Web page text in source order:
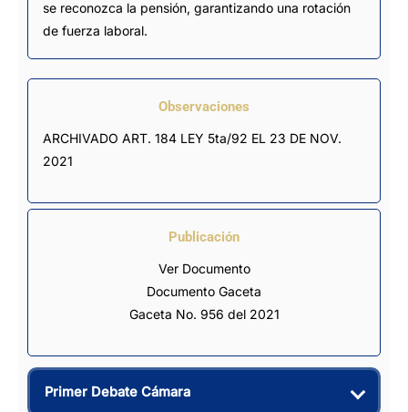
se reconozca la pensión, garantizando una rotación
de fuerza laboral.
Observaciones
ARCHIVADO ART. 184 LEY 5ta/92 EL 23 DE NOV.
2021
Publicación
Ver Documento
Documento Gaceta
Gaceta No. 956 del 2021
Primer Debate Cámara